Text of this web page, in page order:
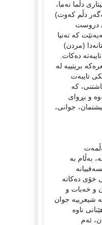
دڵما نەما،
دڵم کەوت)
دروست
کە تەنیا
(مردن)
دەکات.
بریتییە لە
تایبەت
کە
و بڕوای
جوانی،
بەڵام بە
خۆی دەکاتە
و خەبات و
شیعرییە جوان
ناوە
ئەم